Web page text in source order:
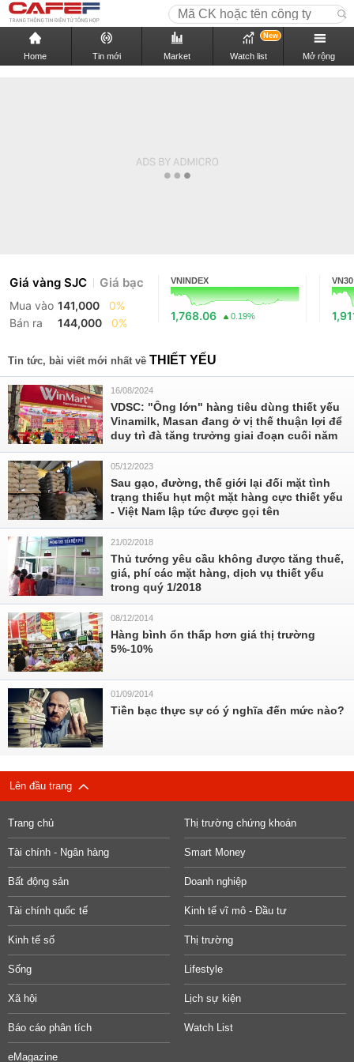
Home Tin mới Market Watch list
New
Mở rộng
Giá vàng SJC Giá bạc
Mua vào 141,000
0%
Bán ra
144,000 0%
VNINDEX
1,768.06 0.19%
VN30
Tin tức, bài viết mới nhất về THIẾT YẾU
16/08/2024
VDSC: "Ông lớn" hàng tiêu dùng thiết yếu
Vinamilk, Masan đang ở vị thế thuận lợi để
duy trì đà tăng trưởng giai đoạn cuối năm
05/12/2023
Sau gạo, đường, thế giới lại đối mặt tình
trạng thiếu hụt một mặt hàng cực thiết yếu
- Việt Nam lập tức được gọi tên
21/02/2018
Thủ tướng yêu cầu không được tăng thuế,
giá, phí các mặt hàng, dịch vụ thiết yếu
trong quý 1/2018
08/12/2014
Hàng bình ổn thấp hơn giá thị trường
5%-10%
01/09/2014
Tiền bạc thực sự có ý nghĩa đến mức nào?
Lên đầu trang
Trang chủ Thị trường chứng khoán
Tài chính - Ngân hàng Smart Money
Bất động sản Doanh nghiệp
Tài chính quốc tế Kinh tế vĩ mô - Đầu tư
Kinh tế số Thị trường
Sống Lifestyle
Xã hội Lịch sự kiện
Báo cáo phân tích Watch List
eMagazine